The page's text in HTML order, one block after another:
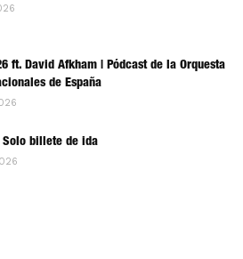
ft. David Afkham | Pódcast de la Orquesta
de España
Solo billete de ida